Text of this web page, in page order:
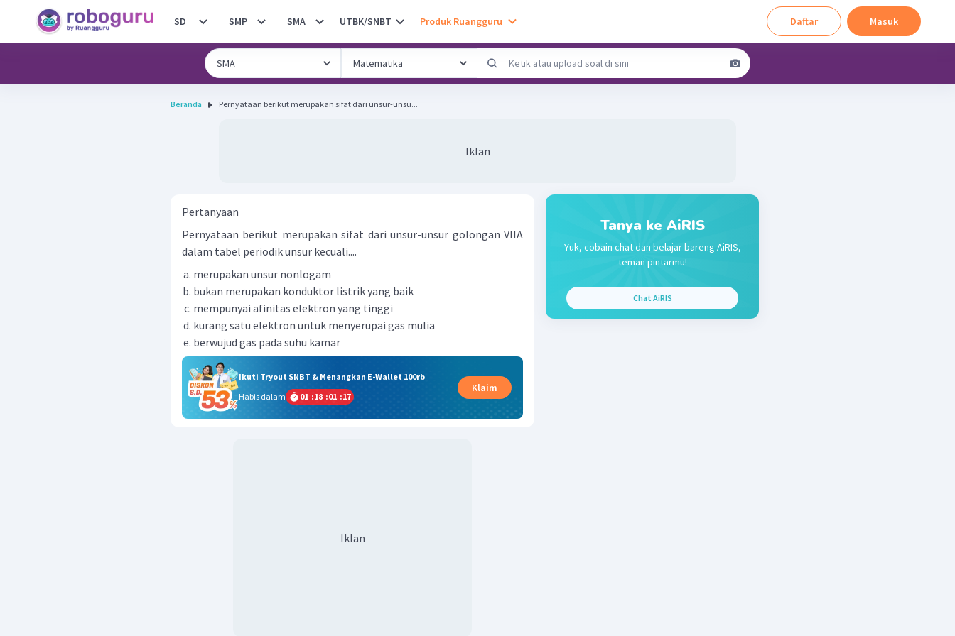
SD SMP SMA UTBK/SNBT Produk Ruangguru Daftar Masuk
Beranda Pernyataan berikut merupakan sifat dari unsur-unsu...
Iklan
Pertanyaan
Pernyataan berikut merupakan sifat dari unsur-unsur golongan VIIA
dalam tabel periodik unsur kecuali....
merupakan unsur nonlogam
bukan merupakan konduktor listrik yang baik
mempunyai afinitas elektron yang tinggi
kurang satu elektron untuk menyerupai gas mulia
berwujud gas pada suhu kamar
Ikuti Tryout SNBT & Menangkan E-Wallet 100rb
Habis dalam
01 :18 :01 :17
Klaim
Iklan
Tanya ke AiRIS
Yuk, cobain chat dan belajar bareng AiRIS,
teman pintarmu!
Chat AiRIS